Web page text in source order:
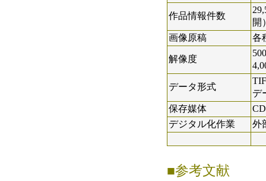
作品情報件数
開
画像原稿
各
解像度
データ形式
デ
保存媒体
デジタル化作業
外
■参考文献